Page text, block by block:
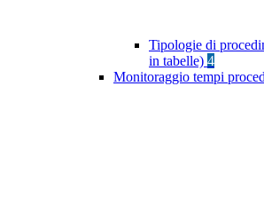
Tipologie di
in tabelle) 4
Monitoraggio tempi